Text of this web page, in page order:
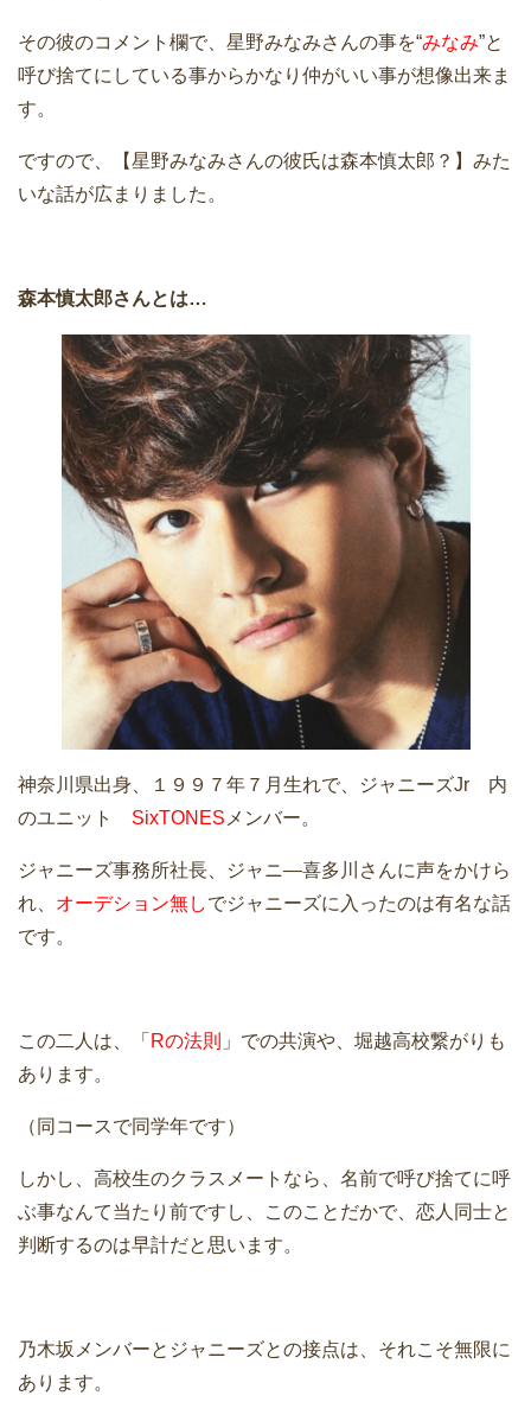
その彼のコメント欄で、星野みなみさんの事を“みなみ”と
呼び捨てにしている事からかなり仲がいい事が想像出来ま
す。
ですので、【星野みなみさんの彼氏は森本慎太郎？】みた
いな話が広まりました。
森本慎太郎さんとは…
神奈川県出身、１９９７年７月生れで、ジャニーズJr 内
のユニット SixTONES メンバー。
ジャニーズ事務所社長、ジャニ―喜多川さんに声をかけら
れ、 オーデション無しでジャニーズに入ったのは有名な話
です。
この二人は、「 Rの法則 」での共演や、堀越高校繋がりも
あります。
（同コースで同学年です）
しかし、高校生のクラスメートなら、名前で呼び捨てに呼
ぶ事なんて当たり前ですし、このことだかで、恋人同士と
判断するのは早計だと思います。
乃木坂メンバーとジャニーズとの接点は、それこそ無限に
あります。